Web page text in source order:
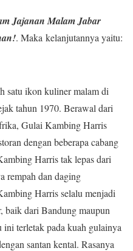
Jajanan Malam Jabar
. Maka kelanjutannya yaitu:
satu ikon kuliner malam di
tahun 1970. Berawal dari
Gulai Kambing Harris
dengan beberapa cabang
Harris tak lepas dari
rempah dan daging
Harris selalu menjadi
baik dari Bandung maupun
ini terletak pada kuah gulainya
santan kental. Rasanya